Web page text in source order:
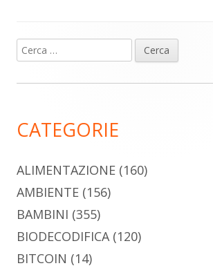
Barra
laterale
Ricerca
per:
CATEGORIE
ALIMENTAZIONE (160)
AMBIENTE (156)
BAMBINI (355)
BIODECODIFICA(120)
BITCOIN (14)